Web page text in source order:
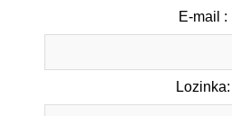
E-mail :
Lozinka: